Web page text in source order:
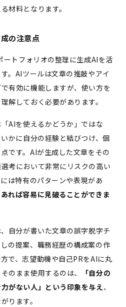
材料となります。
の注意点
トフォリオの整理に生成AIを活
。AIツールは文章の推敲やアイ
有効に機能しますが、使い方を
解しておく必要があります。
AIを使えるかどうか」ではな
かに自分の経験と結びつけ、個
です。AIが生成した文章をその
考において非常にリスクの高い
は特有のパターンや表現があ
れば容易に見破ることができま
自分が書いた文章の誤字脱字チ
の提案、職務経歴の構成案の作
で、志望動機や自己PRをAIに丸
のまま使用するのは、
「自分の
がない人」という印象を与え、
ります。